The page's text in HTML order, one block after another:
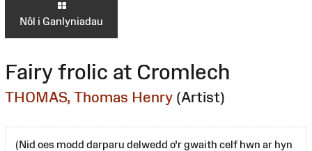
Nôl i Ganlyniadau
Fairy frolic at Cromlech
THOMAS, Thomas Henry (Artist)
(Nid oes modd darparu delwedd o'r gwaith celf hwn ar hyn